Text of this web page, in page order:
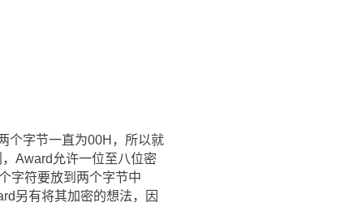
个字节一直为00H，所以就
Award允许一位至八位密
字符要放到两个字节中
另有将其加密的想法，因